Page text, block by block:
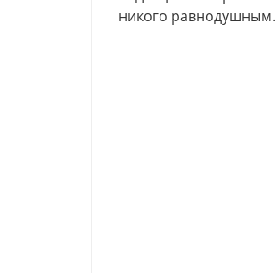
никого равнодушным.